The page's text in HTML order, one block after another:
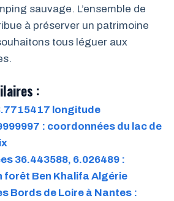
sauvage. L’ensemble de
à préserver un patrimoine
tous léguer aux
:
longitude
: coordonnées du lac de
36.443588, 6.026489 :
forêt Ben Khalifa Algérie
Bords de Loire à Nantes :